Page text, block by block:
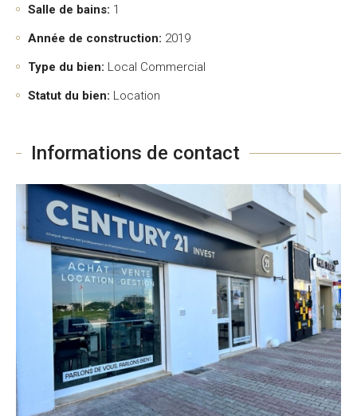
Salle de bains: 1
Année de construction: 2019
Type du bien: Local Commercial
Statut du bien: Location
Informations de contact